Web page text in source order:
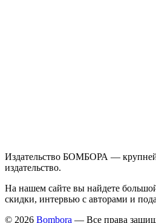
Издательство БОМБОРА —
издательство.
На нашем сайте вы найдете
скидки, интервью с авторами и
© 2026 Bombora — Все права